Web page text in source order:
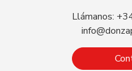
Llámanos: